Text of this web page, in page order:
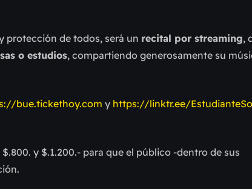
protección de todos, será un recital por streaming,
o estudios, compartiendo generosamente su
bue.tickethoy.com y https://linktr.ee/
y $.1.200.- para que el público -dentro de sus